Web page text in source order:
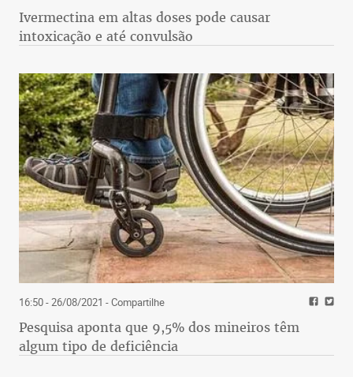
Ivermectina em altas doses pode causar
intoxicação e até convulsão
16:50 - 26/08/2021 - Compartilhe
Pesquisa aponta que 9,5% dos mineiros têm
algum tipo de deficiência